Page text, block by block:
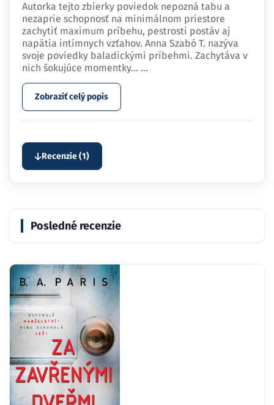
Autorka tejto zbierky poviedok nepozná tabu a
nezaprie schopnosť na minimálnom priestore
zachytiť maximum príbehu, pestrosti postáv aj
napätia intímnych vzťahov. Anna Szabó T. nazýva
svoje poviedky baladickými príbehmi. Zachytáva v
nich šokujúce momentky… ...
Zobraziť celý popis
Recenzie (1)
Posledné recenzie